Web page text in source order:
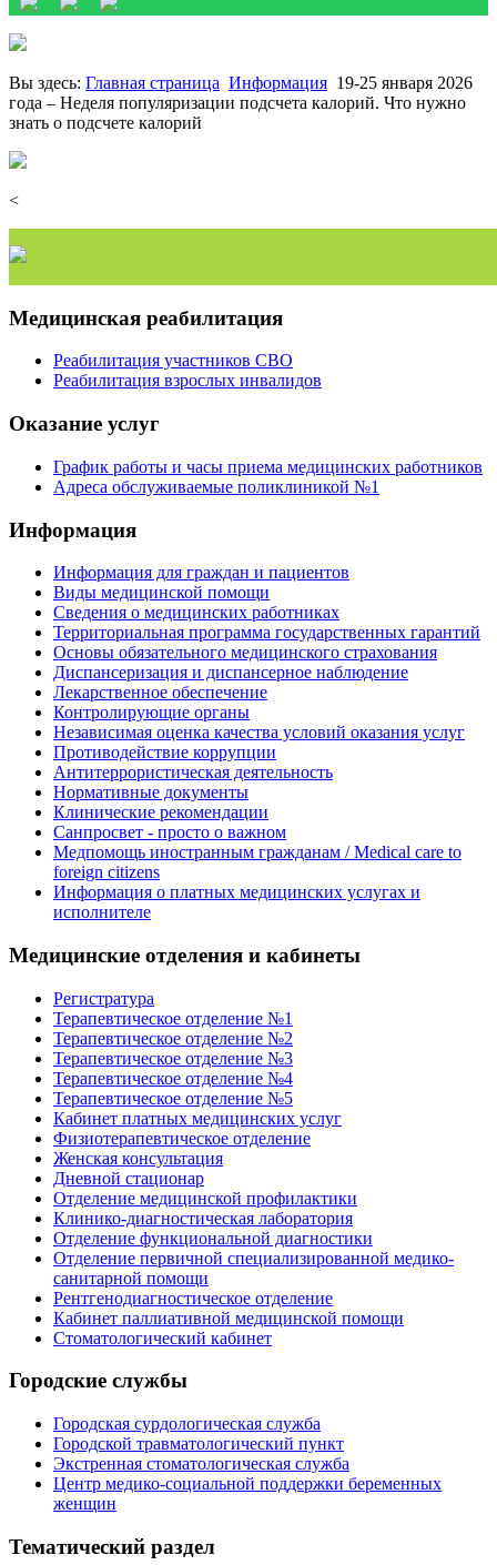
Вы здесь: Главная страница Информация 19-25 января 2026
года – Неделя популяризации подсчета калорий. Что нужно
знать о подсчете калорий
<
Медицинская реабилитация
Реабилитация участников СВО
Реабилитация взрослых инвалидов
Оказание услуг
График работы и часы приема медицинских работников
Адреса обслуживаемые поликлиникой №1
Информация
Информация для граждан и пациентов
Виды медицинской помощи
Сведения о медицинских работниках
Территориальная программа государственных гарантий
Основы обязательного медицинского страхования
Диспансеризация и диспансерное наблюдение
Лекарственное обеспечение
Контролирующие органы
Независимая оценка качества условий оказания услуг
Противодействие коррупции
Антитеррористическая деятельность
Нормативные документы
Клинические рекомендации
Санпросвет - просто о важном
Медпомощь иностранным гражданам / Medical care to
foreign citizens
Информация о платных медицинских услугах и
исполнителе
Медицинские отделения и кабинеты
Регистратура
Терапевтическое отделение №1
Терапевтическое отделение №2
Терапевтическое отделение №3
Терапевтическое отделение №4
Терапевтическое отделение №5
Кабинет платных медицинских услуг
Физиотерапевтическое отделение
Женская консультация
Дневной стационар
Отделение медицинской профилактики
Клинико-диагностическая лаборатория
Отделение функциональной диагностики
Отделение первичной специализированной медико-
санитарной помощи
Рентгенодиагностическое отделение
Кабинет паллиативной медицинской помощи
Стоматологический кабинет
Городские службы
Городская сурдологическая служба
Городской травматологический пункт
Экстренная стоматологическая служба
Центр медико-социальной поддержки беременных
женщин
Тематический раздел